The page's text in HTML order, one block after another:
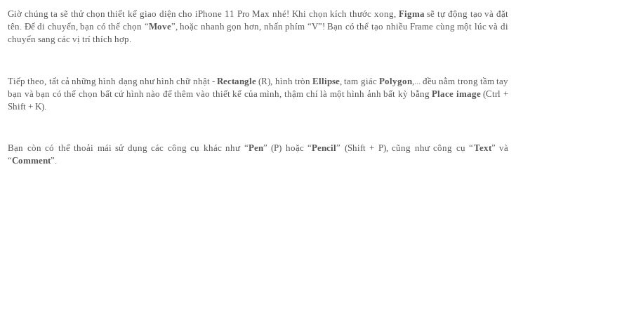
Giờ chúng ta sẽ thử chọn thiết kế giao diện cho iPhone 11 Pro Max nhé! Khi chọn kích thước xong, Figma sẽ tự động tạo và đặt
tên. Để di chuyển, bạn có thể chọn “Move”, hoặc nhanh gọn hơn, nhấn phím “V”! Bạn có thể tạo nhiều Frame cùng một lúc và di
chuyển sang các vị trí thích hợp.
Tiếp theo, tất cả những hình dạng như hình chữ nhật - Rectangle (R), hình tròn Ellipse, tam giác Polygon,... đều nằm trong tầm tay
bạn và bạn có thể chọn bất cứ hình nào để thêm vào thiết kế của mình, thậm chí là một hình ảnh bất kỳ bằng Place image (Ctrl +
Shift + K).
Bạn còn có thể thoải mái sử dụng các công cụ khác như “Pen” (P) hoặc “Pencil” (Shift + P), cũng như công cụ “Text” và
“Comment”.